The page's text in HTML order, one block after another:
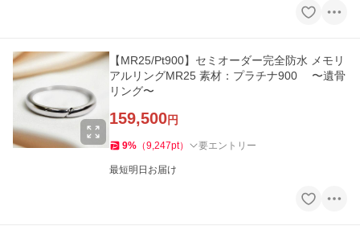
【MR25/Pt900】セミオーダー完全防水 メモリ
アルリングMR25 素材：プラチナ900 〜遺骨
リング〜
159,500円
9% （9,247pt） 要エントリー
最短明日お届け